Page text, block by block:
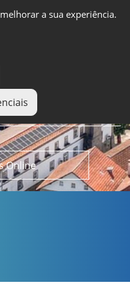
a sua experiência.
Online